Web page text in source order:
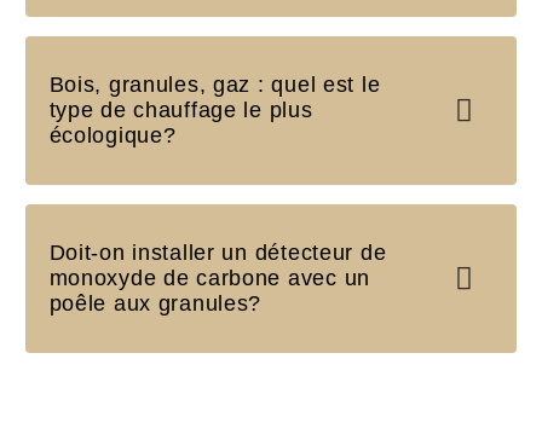
Bois, granules, gaz : quel est le
type de chauffage le plus
écologique?
Doit-on installer un détecteur de
monoxyde de carbone avec un
poêle aux granules?